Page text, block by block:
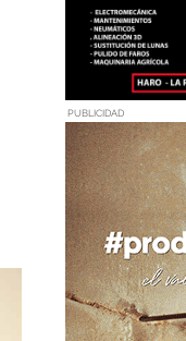
PUBLICIDAD